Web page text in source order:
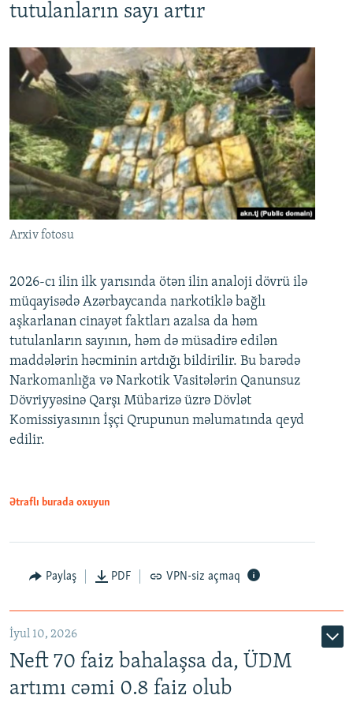
tutulanların sayı artır
Arxiv fotosu
2026-cı ilin ilk yarısında ötən ilin analoji dövrü ilə
müqayisədə Azərbaycanda narkotiklə bağlı
aşkarlanan cinayət faktları azalsa da həm
tutulanların sayının, həm də müsadirə edilən
maddələrin həcminin artdığı bildirilir. Bu barədə
Narkomanlığa və Narkotik Vasitələrin Qanunsuz
Dövriyyəsinə Qarşı Mübarizə üzrə Dövlət
Komissiyasının İşçi Qrupunun məlumatında qeyd
edilir.
Ətraflı burada oxuyun
Paylaş PDF VPN-siz açmaq
İyul 10, 2026
Neft 70 faiz bahalaşsa da, ÜDM
artımı cəmi 0.8 faiz olub